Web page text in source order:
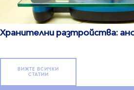
Хранителни разтройства:
ВИЖТЕ ВСИЧКИ
СТАТИИ